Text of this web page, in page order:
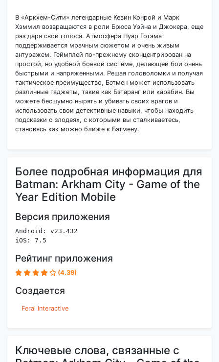
В «Аркхем-Сити» легендарные Кевин Конрой и Марк
Хэммил возвращаются в роли Брюса Уэйна и Джокера, еще
раз даря свои голоса. Атмосфера Нуар Готэма
поддерживается мрачным сюжетом и очень живым
антуражем. Геймплей по-прежнему сконцентрирован на
простой, но удобной боевой системе, делающей бои очень
быстрыми и напряженными. Решая головоломки и получая
тактическое преимущество, Бэтмен может использовать
различные гаджеты, такие как Бэтаранг или карабин. Вы
можете бесшумно нырять и убивать своих врагов и
использовать свои детективные навыки, чтобы находить
подсказки о злодеях, с которыми вы сталкиваетесь,
становясь как можно ближе к Бэтмену.
Более подробная информация для
Batman: Arkham City - Game of the
Year Edition Mobile
Версия приложения
Android: v23.432
iOS: 7.5
Рейтинг приложения
(4.39)
Создается
Feral Interactive
Ключевые слова, связанные с